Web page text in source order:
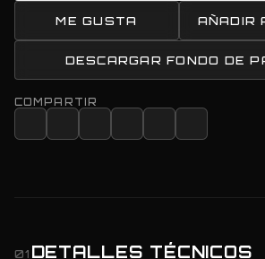
ME GUSTA AÑADIR
DESCARGAR FONDO DE
COMPARTIR
01 DETALLES TÉCNICOS